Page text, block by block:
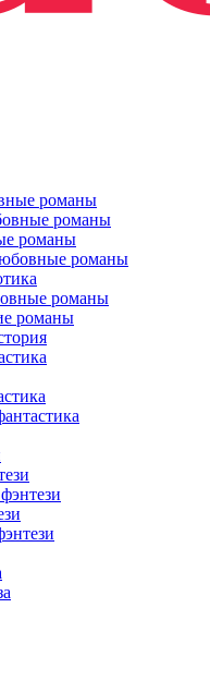
романы
романы
романы
романы
романы
романы